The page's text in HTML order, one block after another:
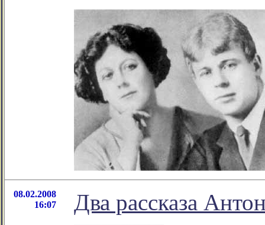
08.02.2008
16:07
Два рассказа